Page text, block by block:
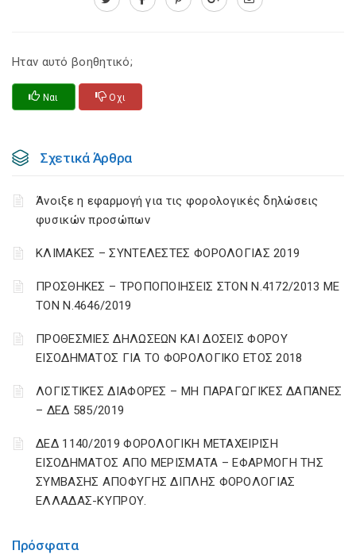
Πρόσφατα
Ηταν αυτό βοηθητικό;
Ναι Οχι
Σχετικά Άρθρα
Άνοιξε η εφαρμογή για τις φορολογικές δηλώσεις
φυσικών προσώπων
ΚΛΙΜΑΚΕΣ – ΣΥΝΤΕΛΕΣΤΕΣ ΦΟΡΟΛΟΓΙΑΣ 2019
ΠΡΟΣΘΗΚΕΣ – ΤΡΟΠΟΠΟΙΗΣΕΙΣ ΣΤΟΝ Ν.4172/2013 ΜΕ
ΤΟΝ Ν.4646/2019
ΠΡΟΘΕΣΜΙΕΣ ΔΗΛΩΣΕΩΝ ΚΑΙ ΔΟΣΕΙΣ ΦΟΡΟΥ
ΕΙΣΟΔΗΜΑΤΟΣ ΓΙΑ ΤΟ ΦΟΡΟΛΟΓΙΚΟ ΕΤΟΣ 2018
ΛΟΓΙΣΤΙΚΈΣ ΔΙΑΦΟΡΈΣ – ΜΗ ΠΑΡΑΓΩΓΙΚΈΣ ΔΑΠΆΝΕΣ
– ΔΕΔ 585/2019
ΔΕΔ 1140/2019 ΦΟΡΟΛΟΓΙΚΗ ΜΕΤΑΧΕΙΡΙΣΗ
ΕΙΣΟΔΗΜΑΤΟΣ ΑΠΟ ΜΕΡΙΣΜΑΤΑ – ΕΦΑΡΜΟΓΗ ΤΗΣ
ΣΥΜΒΑΣΗΣ ΑΠΟΦΥΓΗΣ ΔΙΠΛΗΣ ΦΟΡΟΛΟΓΙΑΣ
ΕΛΛΑΔΑΣ-ΚΥΠΡΟΥ.